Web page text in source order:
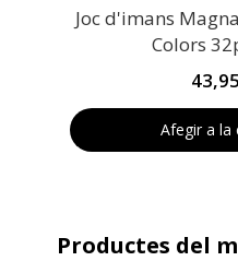
Joc d'imans
Colors
Afegir a la
Productes del